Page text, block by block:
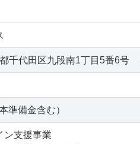
千代田区九段南1丁目5番6号
準備金含む）
ン支援事業